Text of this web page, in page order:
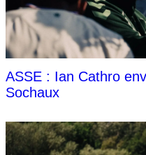
ASSE : Ian Cathro
Sochaux